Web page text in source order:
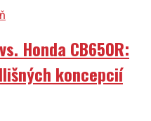
Honda CB650R:
koncepcií